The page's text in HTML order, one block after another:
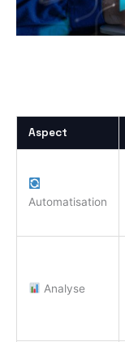
Aspect
Automatisation
Analyse